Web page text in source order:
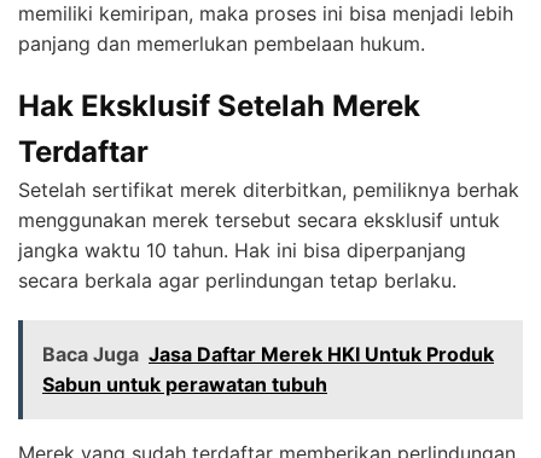
memiliki kemiripan, maka proses ini bisa menjadi lebih
panjang dan memerlukan pembelaan hukum.
Hak Eksklusif Setelah Merek
Terdaftar
Setelah sertifikat merek diterbitkan, pemiliknya berhak
menggunakan merek tersebut secara eksklusif untuk
jangka waktu 10 tahun. Hak ini bisa diperpanjang
secara berkala agar perlindungan tetap berlaku.
Baca Juga Jasa Daftar Merek HKI Untuk Produk
Sabun untuk perawatan tubuh